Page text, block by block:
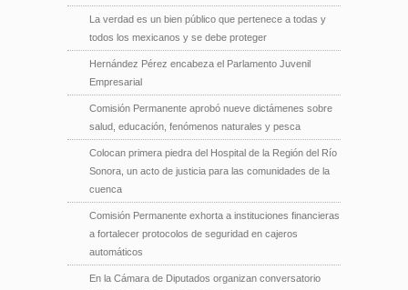
La verdad es un bien público que pertenece a todas y
todos los mexicanos y se debe proteger
Hernández Pérez encabeza el Parlamento Juvenil
Empresarial
Comisión Permanente aprobó nueve dictámenes sobre
salud, educación, fenómenos naturales y pesca
Colocan primera piedra del Hospital de la Región del Río
Sonora, un acto de justicia para las comunidades de la
cuenca
Comisión Permanente exhorta a instituciones financieras
a fortalecer protocolos de seguridad en cajeros
automáticos
En la Cámara de Diputados organizan conversatorio